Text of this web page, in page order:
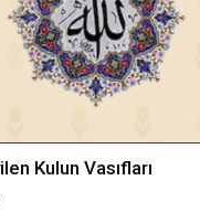
Kulun Vasıfları